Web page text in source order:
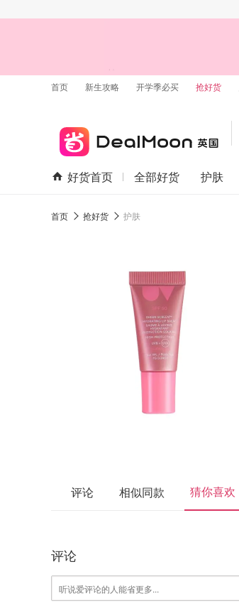
首页 新生攻略 开学季必买 抢好货
好货首页 全部好货 护肤
首页 抢好货 护肤
评论 相似同款 猜你喜欢
评论